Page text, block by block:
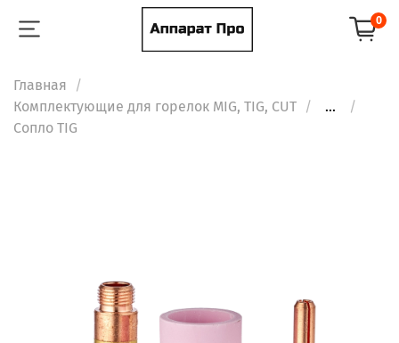
0
Главная
Комплектующие для горелок MIG, TIG, CUT
...
Сопло TIG